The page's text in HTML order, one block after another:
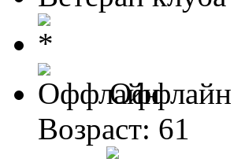
Оффлайн
Возраст: 61